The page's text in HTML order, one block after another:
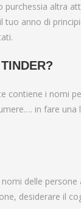
altra
anno di
contiene i nomi
in fare
delle
desiderare il
order bride out
desires e